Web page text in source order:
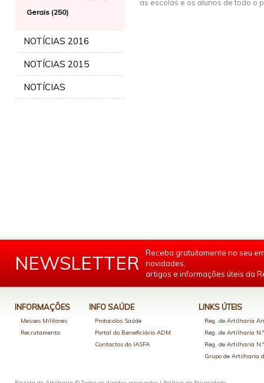
Gerais (250)
NOTÍCIAS 2016
NOTÍCIAS 2015
NOTÍCIAS
as escolas e os alunos de todo o
NEWSLETTER
Receba gratuitamente no seu
novidades,
artigos e informações úteis da
INFORMAÇÕES
Messes Militares
Recrutamento
INFO SAÚDE
Protocolos Saúde
Portal do Beneficiário ADM
Contactos do IASFA
LINKS ÚTEIS
Reg. de Artilharia
Reg. de Artilharia
Reg. de Artilharia
Grupo de Artilharia